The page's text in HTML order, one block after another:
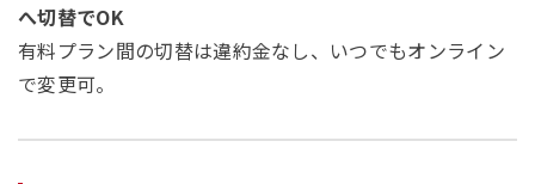
へ切替でOK
有料プラン間の切替は違約金なし、いつでもオンライン
で変更可。